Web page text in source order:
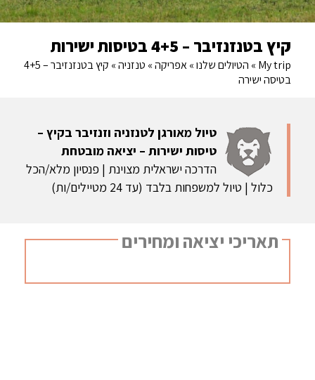
קיץ בטנזנזיבר – 4+5 בטיסות ישירות
My trip
» הטיולים שלנו»אפריקה» טנזניה»
קיץ בטנזנזיבר – 4+5
בטיסה ישירה
טיול מאורגן לטנזניה וזנזיבר בקיץ –
טיסות ישירות – יציאה מובטחת
הדרכה ישראלית מצוינת | פנסיון מלא/הכל
כלול | טיול למשפחות בלבד (עד 24 מטיילים/ות)
תאריכי יציאה ומחירים